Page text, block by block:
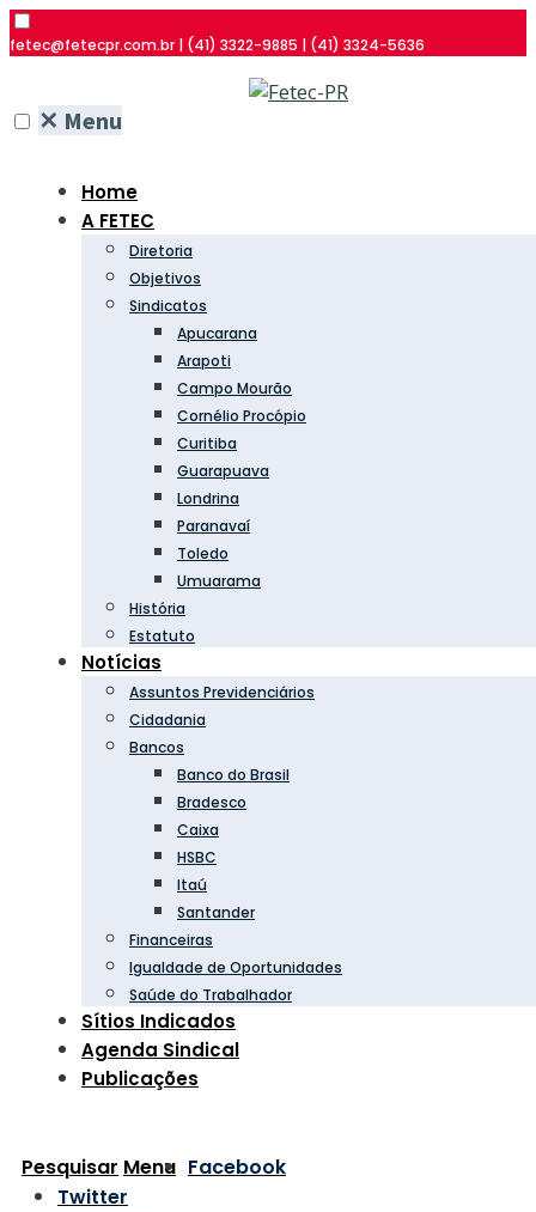
fetec@fetecpr.com.br | (41) 3322-9885 | (41) 3324-5636
✕ Menu
Home
A FETEC
Diretoria
Objetivos
Sindicatos
Apucarana
Arapoti
Campo Mourão
Cornélio Procópio
Curitiba
Guarapuava
Londrina
Paranavaí
Toledo
Umuarama
História
Estatuto
Notícias
Assuntos Previdenciários
Cidadania
Bancos
Banco do Brasil
Bradesco
Caixa
HSBC
Itaú
Santander
Financeiras
Igualdade de Oportunidades
Saúde do Trabalhador
Sítios Indicados
Agenda Sindical
Publicações
Pesquisar Menu Facebook
Twitter